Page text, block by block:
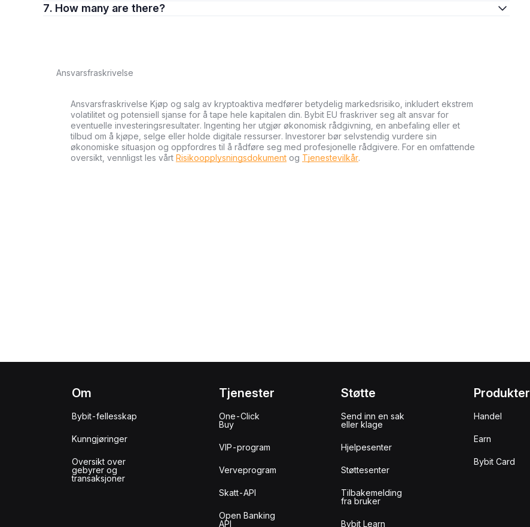
7. How many are there?
Ansvarsfraskrivelse
Ansvarsfraskrivelse Kjøp og salg av kryptoaktiva medfører betydelig markedsrisiko, inkludert ekstrem
volatilitet og potensiell sjanse for å tape hele kapitalen din. Bybit EU fraskriver seg alt ansvar for
eventuelle investeringsresultater. Ingenting her utgjør økonomisk rådgivning, en anbefaling eller et
tilbud om å kjøpe, selge eller holde digitale ressurser. Investorer bør selvstendig vurdere sin
økonomiske situasjon og oppfordres til å rådføre seg med profesjonelle rådgivere. For en omfattende
oversikt, vennligst les vårt Risikoopplysningsdokument og Tjenestevilkår.
Om
Bybit-fellesskap
Kunngjøringer
Oversikt over
gebyrer og
transaksjoner
Tjenester
One-Click
Buy
VIP-program
Verveprogram
Skatt-API
Open Banking
API
Støtte
Send inn en sak
eller klage
Hjelpesenter
Støttesenter
Tilbakemelding
fra bruker
Bybit Learn
Produkter
Handel
Earn
Bybit Card